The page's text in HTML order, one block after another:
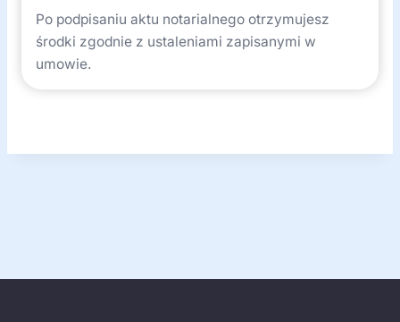
Po podpisaniu aktu notarialnego otrzymujesz
środki zgodnie z ustaleniami zapisanymi w
umowie.